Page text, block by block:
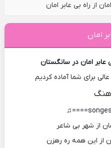
از راه بی عابر امان
امان
عابر امان در سانگستان
برای شما آماده کردیم
از شهر بی شاعر
از این همه ره رهزن